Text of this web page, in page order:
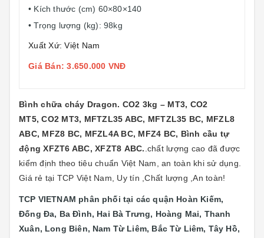
• Kích thước (cm) 60×80×140
• Trọng lượng (kg): 98kg
Xuất Xứ: Việt Nam
Giá Bán: 3.650.000 VNĐ
Bình chữa cháy Dragon. CO2 3kg – MT3, CO2
MT5, CO2 MT3, MFTZL35 ABC, MFTZL35 BC, MFZL8
ABC, MFZ8 BC, MFZL4A BC, MFZ4 BC, Bình cầu tự
động XFZT6 ABC, XFZT8 ABC. .chất lượng cao đã được
kiểm định theo tiêu chuẩn Việt Nam, an toàn khi sử dụng.
Giá rẻ tại TCP Việt Nam, Uy tín ,Chất lượng ,An toàn!
TCP VIETNAM phân phối tại các quận Hoàn Kiếm,
Đống Đa, Ba Đình, Hai Bà Trưng, Hoàng Mai, Thanh
Xuân, Long Biên, Nam Từ Liêm, Bắc Từ Liêm, Tây Hồ,